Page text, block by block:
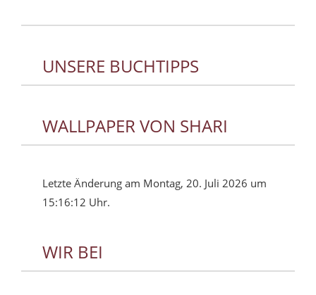
UNSERE BUCHTIPPS
WALLPAPER VON SHARI
Letzte Änderung am Montag, 20. Juli 2026 um
15:16:12 Uhr.
WIR BEI